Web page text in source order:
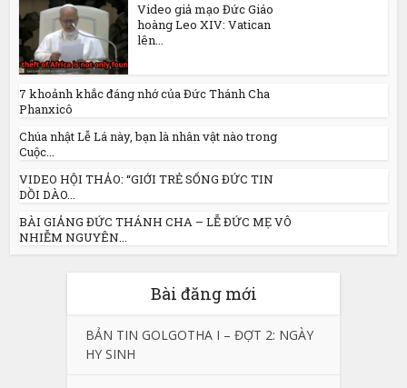
Video giả mạo Đức Giáo
hoàng Leo XIV: Vatican
lên...
7 khoảnh khắc đáng nhớ của Đức Thánh Cha
Phanxicô
Chúa nhật Lễ Lá này, bạn là nhân vật nào trong
Cuộc...
VIDEO HỘI THẢO: “GIỚI TRẺ SỐNG ĐỨC TIN
DỒI DÀO...
BÀI GIẢNG ĐỨC THÁNH CHA – LỄ ĐỨC MẸ VÔ
NHIỄM NGUYÊN...
Bài đăng mới
BẢN TIN GOLGOTHA I – ĐỢT 2: NGÀY
HY SINH